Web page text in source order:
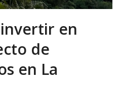
en
de
en La